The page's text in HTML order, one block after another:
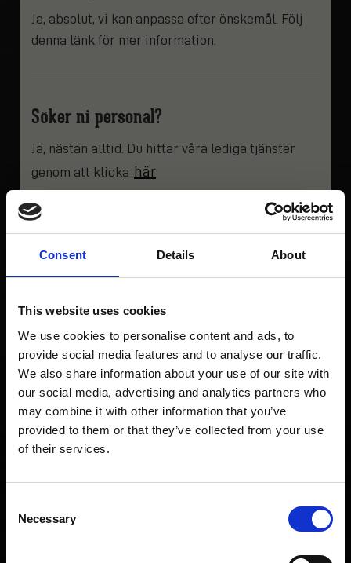
Consent Details About
This website uses cookies
We use cookies to personalise content and ads, to
provide social media features and to analyse our traffic.
We also share information about your use of our site with
our social media, advertising and analytics partners who
may combine it with other information that you’ve
provided to them or that they’ve collected from your use
of their services.
Selection
Necessary
Ja, absolut, vi kan anpassa efter önskemål. Följ
denna länk för mer information.
Söker ni personal?
Ja, nästan alltid. Du hittar våra lediga tjänster
genom att klicka här
Vad är öppettiderna?
restauranger”. Välj den restaurang du vill besöka
i menyn– där kan du se öppettider, restaurangens
adress och annan kontaktinformation.
Hur bokar jag bord?
under fliken ”boka bord”. Välj den restaurang du
tidpunkt du vill besöka oss.